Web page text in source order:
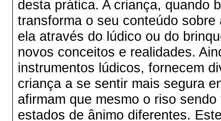
desta prática. A criança, quando
transforma o seu conteúdo
ela através do lúdico ou do
novos conceitos e realidades.
instrumentos lúdicos, fornecem
criança a se sentir mais segura
afirmam que mesmo o riso
estados de ânimo diferentes.